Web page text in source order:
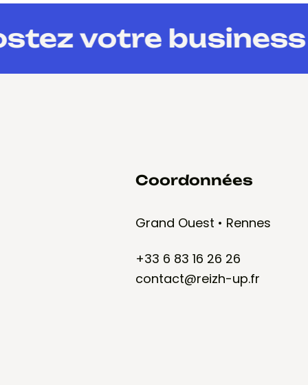
votre business
Coordonnées
Grand Ouest • Rennes
+33 6 83 16 26 26
contact@reizh-up.fr